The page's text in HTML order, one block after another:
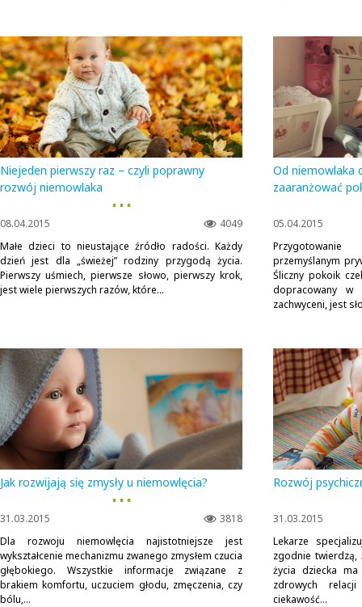
Niejeden pierwszy raz – czyli poprawny
rozwój niemowlaka
▪ ▪ ▪
4049
08.04.2015
Małe dzieci to nieustające źródło radości. Każdy
dzień jest dla „świeżej” rodziny przygodą życia.
Pierwszy uśmiech, pierwsze słowo, pierwszy krok,
jest wiele pierwszych razów, które...
Od niemowlaka
zaaranżować
05.04.2015
przemyślanym
Śliczny pokoik
dopracowany w
zachwyceni, jest
Jak rozwijają się zmysły u niemowlęcia?
▪ ▪ ▪
3818
31.03.2015
Dla rozwoju niemowlęcia najistotniejsze jest
wykształcenie mechanizmu zwanego zmysłem czucia
głębokiego. Wszystkie informacje związane z
brakiem komfortu, uczuciem głodu, zmęczenia, czy
bólu,...
Rozwój
31.03.2015
Lekarze
zgodnie twierdzą,
życia dziecka ma
zdrowych
ciekawość...